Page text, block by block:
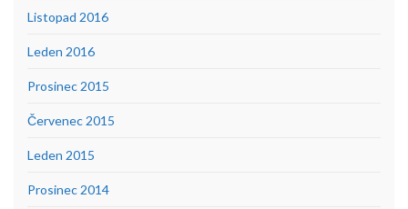
Listopad 2016
Leden 2016
Prosinec 2015
Červenec 2015
Leden 2015
Prosinec 2014